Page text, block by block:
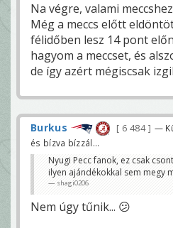
Na végre, valami
Még a meccs előtt
félidőben lesz 14 pont
hagyom a meccset, és
de így azért mégiscsak
Burkus 6 484
—
és bízva bízzál...
Nyugi Pecc fanok, ez csak
ilyen ajándékokkal sem megy
shagi0206
Nem úgy tűnik... 😕